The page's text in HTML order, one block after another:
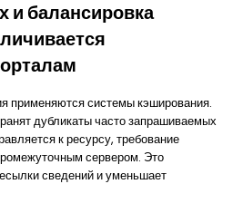
и балансировка
применяются системы кэширования.
дубликаты часто запрашиваемых
к ресурсу, требование
сервером. Это
сведений и уменьшает